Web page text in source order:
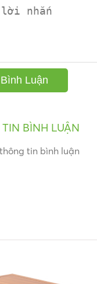
BÌNH LUẬN
tin bình luận